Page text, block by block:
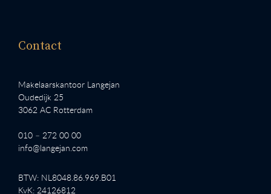
Contact
Makelaarskantoor Langejan
Oudedijk 25
3062 AC Rotterdam
010 – 272 00 00
info@langejan.com
BTW: NL8048.86.969.B01
KvK: 24126812